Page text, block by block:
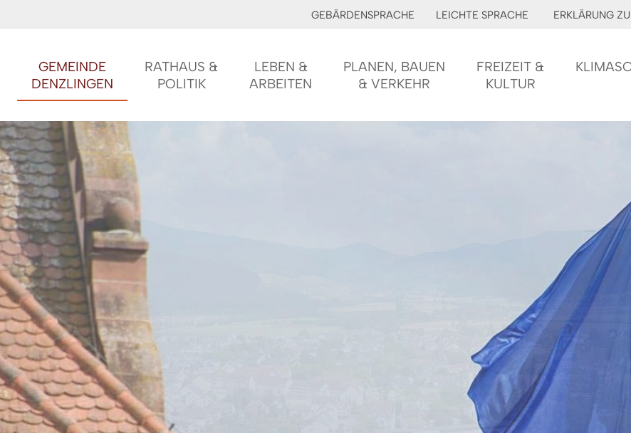
GEBÄRDENSPRACHE LEICHTE SPRACHE ERKLÄRUNG
GEMEINDE
DENZLINGEN
RATHAUS &
POLITIK
LEBEN &
ARBEITEN
PLANEN, BAUEN
& VERKEHR
FREIZEIT &
KULTUR